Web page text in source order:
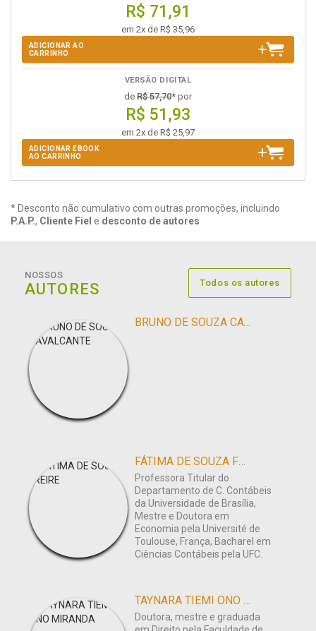
R$ 71,91
em 2x de R$ 35,96
ADICIONAR AO
CARRINHO
VERSÃO DIGITAL
de R$ 57,70* por
R$ 51,93
em 2x de R$ 25,97
ADICIONAR EBOOK
AO CARRINHO
* Desconto não cumulativo com outras promoções, incluindo
P.A.P., Cliente Fiel e desconto de autores
NOSSOS
AUTORES Todos os autores
BRUNO DE SOUZA CAVALCANTE
FÁTIMA DE SOUZA FREIRE
Professora Titular do
Departamento de C. Contábeis
da Universidade de Brasília,
Mestre e Doutora em
Economia pela Université de
Toulouse, França, Bacharel em
Ciências Contábeis pela UFC.
TAYNARA TIEMI ONO MIRANDA
Doutora, mestre e graduada